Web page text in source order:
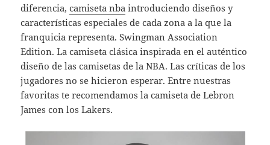
diferencia,camiseta nba introduciendo diseños y
características especiales de cada zona a la que la
franquicia representa. Swingman Association
Edition. La camiseta clásica inspirada en el auténtico
diseño de las camisetas de la NBA. Las críticas de los
jugadores no se hicieron esperar. Entre nuestras
favoritas te recomendamos la camiseta de Lebron
James con los Lakers.